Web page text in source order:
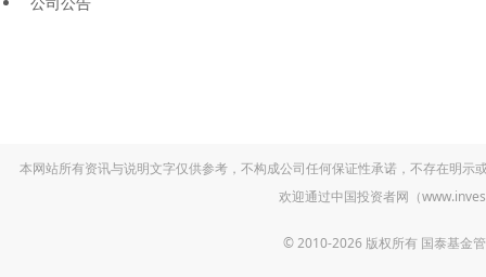
本网站所有资讯与说明文字仅供参考，不构成公司任何保证性承诺，不存在明
欢迎通过中国投资者网（
© 2010-2026 版权所有 国泰基金